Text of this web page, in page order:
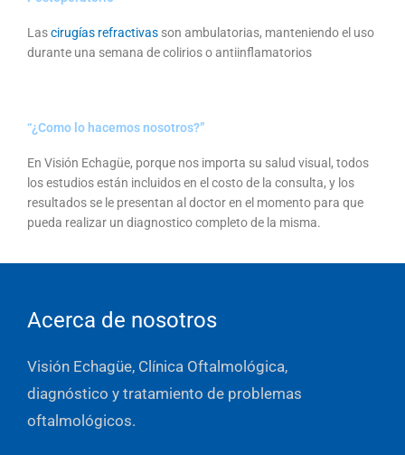
Lascirugías refractivas son ambulatorias, manteniendo el uso
durante una semana de colirios o antiinflamatorios
“¿Como lo hacemos nosotros?”
En Visión Echagüe, porque nos importa su salud visual, todos
los estudios están incluidos en el costo de la consulta, y los
resultados se le presentan al doctor en el momento para que
pueda realizar un diagnostico completo de la misma.
Acerca de nosotros
Visión Echagüe, Clínica Oftalmológica,
diagnóstico y tratamiento de problemas
oftalmológicos.